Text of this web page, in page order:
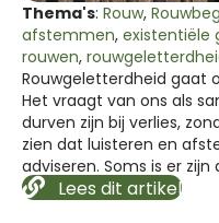
Thema's: Rouw,
afstemmen, existentiële
rouwen,
Rouwgeletterdheid gaat
Het vraagt van ons als
durven zijn bij verlies,
zien dat luisteren en
adviseren. Soms is er
Lees dit artikel